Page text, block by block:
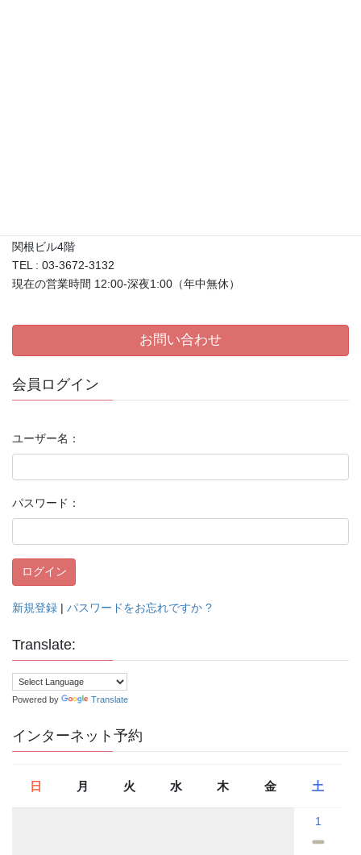
関根ビル4階
TEL : 03-3672-3132
現在の営業時間 12:00-深夜1:00（年中無休）
お問い合わせ
会員ログイン
ユーザー名：
パスワード：
新規登録 | パスワードをお忘れですか ?
Translate:
Powered by Translate
インターネット予約
日 月 火 水 木 金 土
1